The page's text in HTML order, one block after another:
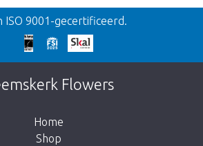
Te laat!
uitverkocht. Klik op de
om terug te gaan naar de
ISO 9001-gecertificeerd.
Flowers
Home
Shop